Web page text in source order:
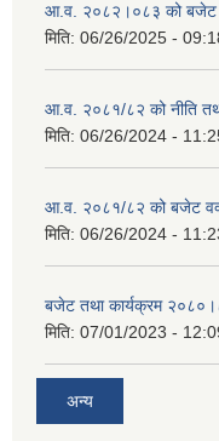
आ‍.व. २०८२।०८३ को बजेट
मिति: 06/26/2025 -
आ.व. २०८१/८२ को नीति
मिति: 06/26/2024 -
आ.व. २०८१/८२ को बजेट
मिति: 06/26/2024 -
बजेट तथा कार्यक्रम
मिति: 07/01/2023 -
अन्य